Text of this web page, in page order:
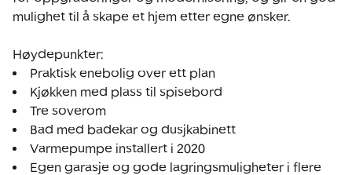
mulighet til å skape et hjem etter egne ønsker.
Høydepunkter:
Praktisk enebolig over ett plan
Kjøkken med plass til spisebord
Tre soverom
Bad med badekar og dusjkabinett
Varmepumpe installert i 2020
Egen garasje og gode lagringsmuligheter i flere